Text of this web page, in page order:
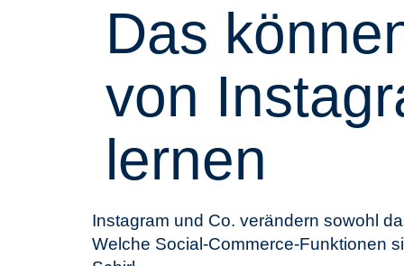
Das
von
lernen
Instagram und Co. verändern sowohl
Welche Social-Commerce-Funktionen